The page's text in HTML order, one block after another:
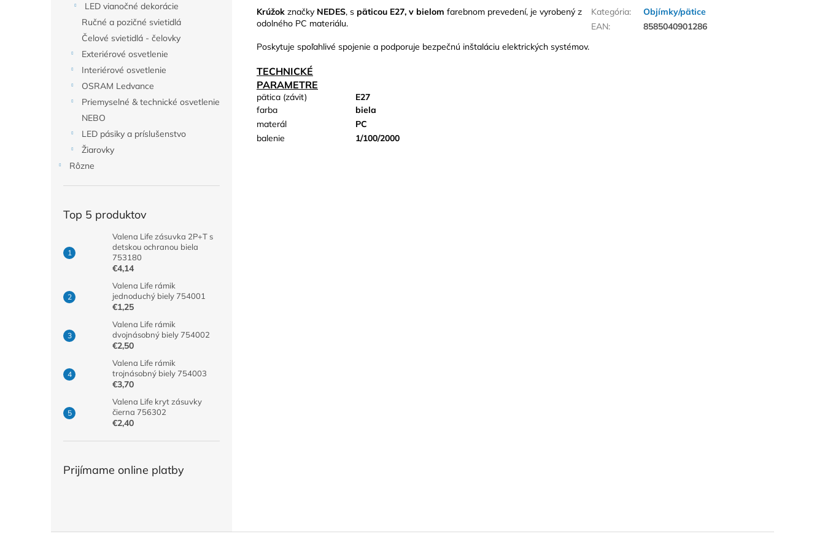
LED vianočné dekorácie
Ručné a pozičné svietidlá
Čelové svietidlá - čelovky
Exteriérové osvetlenie
Interiérové osvetlenie
OSRAM Ledvance
Priemyselné & technické osvetlenie
NEBO
LED pásiky a príslušenstvo
Žiarovky
Rôzne
Top 5 produktov
Valena Life zásuvka 2P+T s
detskou ochranou biela
753180
€4,14
Valena Life rámik
jednoduchý biely 754001
€1,25
Valena Life rámik
dvojnásobný biely 754002
€2,50
Valena Life rámik
trojnásobný biely 754003
€3,70
Valena Life kryt zásuvky
čierna 756302
€2,40
Prijímame online platby
Krúžok značky NEDES, s päticou E27, v bielom farebnom prevedení, je vyrobený z
odolného PC materiálu.
Poskytuje spoľahlivé spojenie a podporuje bezpečnú inštaláciu elektrických systémov.
TECHNICKÉ
PARAMETRE
pätica (závit)
E27
farba
biela
materál
PC
balenie
1/100/2000
Kategória:
Objímky/pätice
EAN: 8585040901286